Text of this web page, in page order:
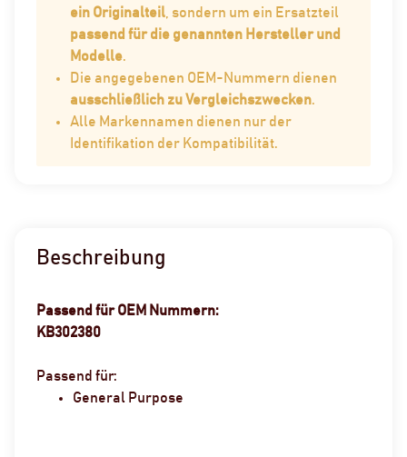
ein Originalteil , sondern um ein Ersatzteil
passend für die genannten Hersteller und
Modelle.
Die angegebenen OEM-Nummern dienen
ausschließlich zu Vergleichszwecken.
Alle Markennamen dienen nur der
Identifikation der Kompatibilität.
Beschreibung
Passend für OEM Nummern:
KB302380
Passend für:
General Purpose